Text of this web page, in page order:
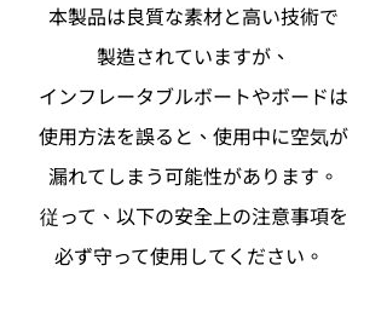
本製品は良質な素材と高い技術で
製造されていますが、
インフレータブルボートやボードは
使用方法を誤ると、使用中に空気が
漏れてしまう可能性があります。
従って、以下の安全上の注意事項を
必ず守って使用してください。